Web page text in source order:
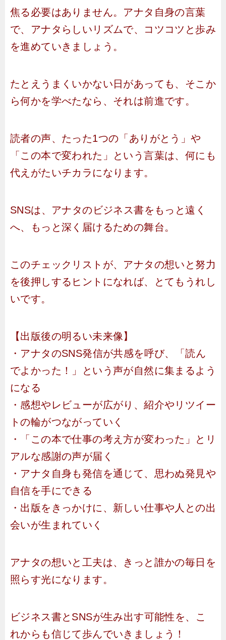
焦る必要はありません。アナタ自身の言葉
で、アナタらしいリズムで、コツコツと歩み
を進めていきましょう。
たとえうまくいかない日があっても、そこか
ら何かを学べたなら、それは前進です。
読者の声、たった1つの「ありがとう」や
「この本で変われた」という言葉は、何にも
代えがたいチカラになります。
SNSは、アナタのビジネス書をもっと遠く
へ、もっと深く届けるための舞台。
このチェックリストが、アナタの想いと努力
を後押しするヒントになれば、とてもうれし
いです。
【出版後の明るい未来像】
・アナタのSNS発信が共感を呼び、「読ん
でよかった！」という声が自然に集まるよう
になる
・感想やレビューが広がり、紹介やリツイー
トの輪がつながっていく
・「この本で仕事の考え方が変わった」とリ
アルな感謝の声が届く
・アナタ自身も発信を通じて、思わぬ発見や
自信を手にできる
・出版をきっかけに、新しい仕事や人との出
会いが生まれていく
アナタの想いと工夫は、きっと誰かの毎日を
照らす光になります。
ビジネス書とSNSが生み出す可能性を、こ
れからも信じて歩んでいきましょう！